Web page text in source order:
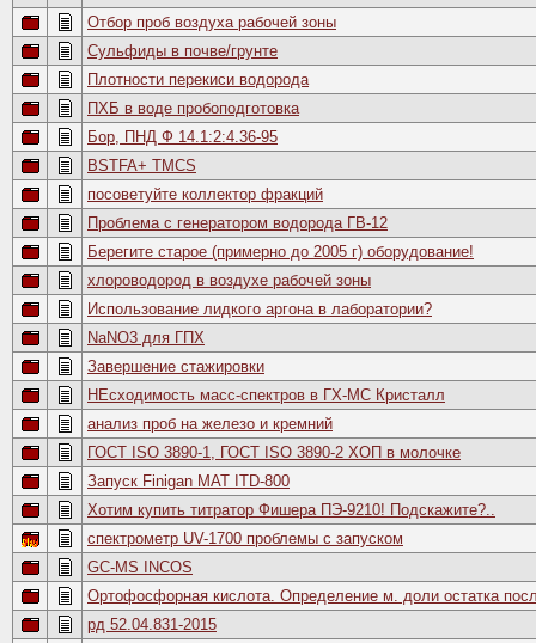
Отбор проб воздуха рабочей зоны
Сульфиды в почве/грунте
Плотности перекиси водорода
ПХБ в воде пробоподготовка
Бор, ПНД Ф 14.1:2:4.36-95
BSTFA+ TMCS
посоветуйте коллектор фракций
Проблема с генератором водорода ГВ-12
Берегите старое (примерно до 2005 г) оборудование!
хлороводород в воздухе рабочей зоны
Использование лидкого аргона в лаборатории?
NaNO3 для ГПХ
Завершение стажировки
НЕсходимость масс-спектров в ГХ-МС Кристалл
анализ проб на железо и кремний
ГОСТ ISO 3890-1, ГОСТ ISO 3890-2 ХОП в молочке
Запуск Finigan MAT ITD-800
Хотим купить титратор Фишера ПЭ-9210! Подскажите?..
спектрометр UV-1700 проблемы с запуском
GC-MS INCOS
Ортофосфорная кислота. Определение м. доли остатка
рд 52.04.831-2015